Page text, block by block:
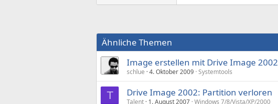
Ähnliche Themen
Image erstellen mit Drive Image 2002
schlue 4. Oktober 2009 Systemtools
T Drive Image 2002: Partition verloren
Talent 1. August 2007 Windows 7/8/Vista/XP/2000